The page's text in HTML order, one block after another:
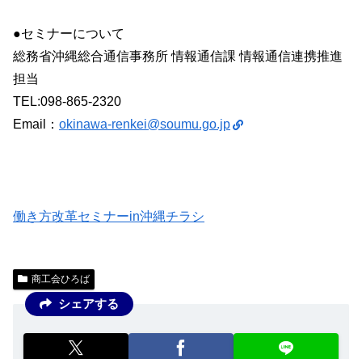
●セミナーについて
総務省沖縄総合通信事務所 情報通信課 情報通信連携推進
担当
TEL:098-865-2320
Email： okinawa-renkei@soumu.go.jp
働き方改革セミナーin沖縄チラシ
商工会ひろば
シェアする